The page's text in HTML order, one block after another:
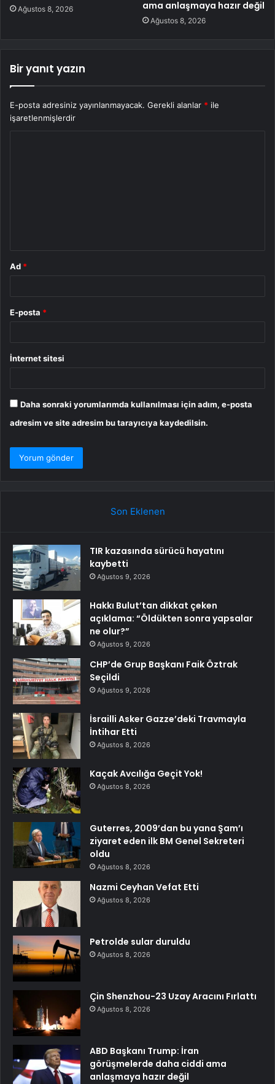
Ağustos 8, 2026
ama anlaşmaya hazır değil
Ağustos 8, 2026
Bir yanıt yazın
E-posta adresiniz yayınlanmayacak. Gerekli alanlar * ile
işaretlenmişlerdir
Ad *
E-posta *
İnternet sitesi
Daha sonraki yorumlarımda kullanılması için adım, e-posta
adresim ve site adresim bu tarayıcıya kaydedilsin.
Son Eklenen
TIR kazasında sürücü hayatını
kaybetti
Ağustos 9, 2026
Hakkı Bulut’tan dikkat çeken
açıklama: “Öldükten sonra yapsalar
ne olur?”
Ağustos 9, 2026
CHP’de Grup Başkanı Faik Öztrak
Seçildi
Ağustos 9, 2026
İsrailli Asker Gazze’deki Travmayla
İntihar Etti
Ağustos 8, 2026
Kaçak Avcılığa Geçit Yok!
Ağustos 8, 2026
Guterres, 2009’dan bu yana Şam’ı
ziyaret eden ilk BM Genel Sekreteri
oldu
Ağustos 8, 2026
Nazmi Ceyhan Vefat Etti
Ağustos 8, 2026
Petrolde sular duruldu
Ağustos 8, 2026
Çin Shenzhou-23 Uzay Aracını Fırlattı
Ağustos 8, 2026
ABD Başkanı Trump: İran
görüşmelerde daha ciddi ama
anlaşmaya hazır değil